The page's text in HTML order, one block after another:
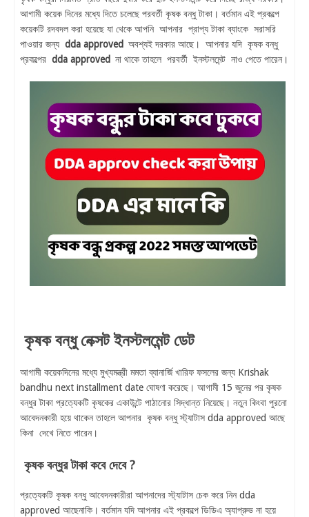
আগামী কয়েক দিনের মধ্যে দিতে চলেছে পরবর্তী কৃষক বন্ধু টাকা। বর্তমান এই প্রকল্পে
কয়েকটি রদবদল করা হয়েছে যা থেকে আপনি আপনার প্রাপ্য টাকা ব্যাংকে সরাসরি
পাওয়ার জন্য dda approved অবশ্যই দরকার আছে। আপনার যদি কৃষক বন্ধু
প্রকল্পের dda approved না থাকে তাহলে পরবর্তী ইনস্টলমেন্ট নাও পেতে পারেন।
কৃষক বন্ধু নেক্সট ইনস্টলমেন্ট ডেট
আগামী কয়েকদিনের মধ্যে মুখ্যমন্ত্রী মমতা ব্যানার্জি খারিফ ফসলের জন্য Krishak
bandhu next installment date ঘোষণা করেছে। আগামী 15 জুনের পর কৃষক
বন্ধুর টাকা প্রত্যেকটি কৃষকের একাউন্টে পাঠানোর সিদ্ধান্ত নিয়েছে। নতুন কিংবা পুরনো
আবেদনকারী হয়ে থাকেন তাহলে আপনার কৃষক বন্ধু স্ট্যাটাস dda approved আছে
কিনা দেখে নিতে পারেন।
কৃষক বন্ধুর টাকা কবে দেবে ?
প্রত্যেকটি কৃষক বন্ধু আবেদনকারীরা আপনাদের স্ট্যাটাস চেক করে নিন dda
approved আছেনাকি। বর্তমান যদি আপনার এই প্রকল্পে ডিডিএ অ্যাপ্রুভ না হয়ে